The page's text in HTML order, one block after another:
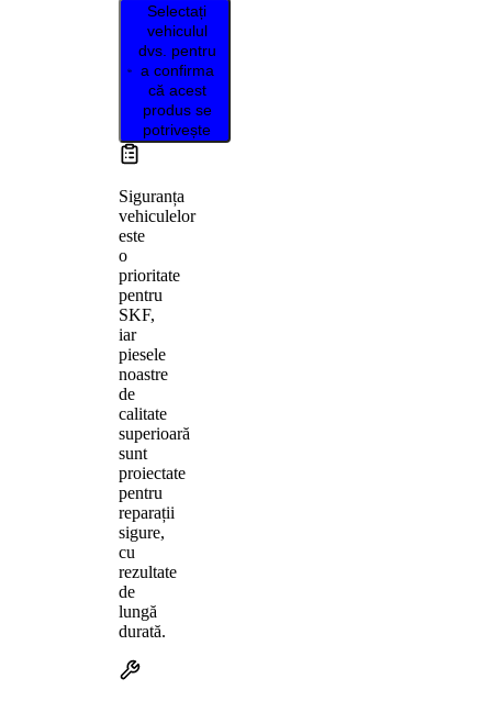
Selectați
vehiculul
dvs. pentru
a confirma
că acest
produs se
potrivește
Siguranța
vehiculelor
este
o
prioritate
pentru
SKF,
iar
piesele
noastre
de
calitate
superioară
sunt
proiectate
pentru
reparații
sigure,
cu
rezultate
de
lungă
durată.